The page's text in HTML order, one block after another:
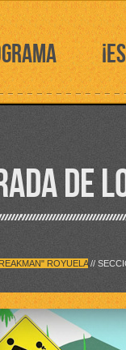
DE
ROYUELA //